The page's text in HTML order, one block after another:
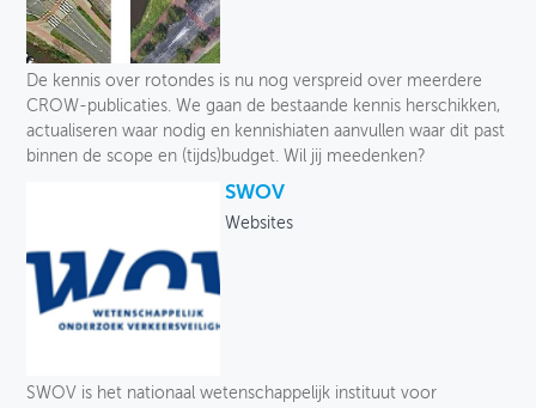
De kennis over rotondes is nu nog verspreid over meerdere
CROW-publicaties. We gaan de bestaande kennis herschikken,
actualiseren waar nodig en kennishiaten aanvullen waar dit past
binnen de scope en (tijds)budget. Wil jij meedenken?
SWOV
Websites
SWOV is het nationaal wetenschappelijk instituut voor